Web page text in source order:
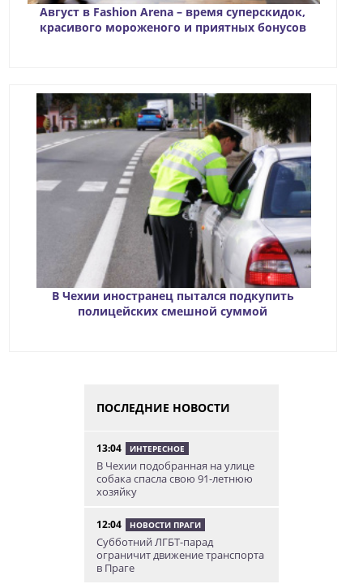
Август в Fashion Arena – время суперскидок,
красивого мороженого и приятных бонусов
В Чехии иностранец пытался подкупить
полицейских смешной суммой
ПОСЛЕДНИЕ НОВОСТИ
13:04 ИНТЕРЕСНОЕ
В Чехии подобранная на улице
собака спасла свою 91-летнюю
хозяйку
12:04 НОВОСТИ ПРАГИ
Субботний ЛГБТ-парад
ограничит движение транспорта
в Праге